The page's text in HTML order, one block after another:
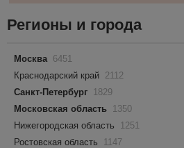
Регионы и города
Москва 6451
Краснодарский край 2112
Санкт-Петербург 1829
Московская область 1350
Нижегородская область
1251
Ростовская область
1147